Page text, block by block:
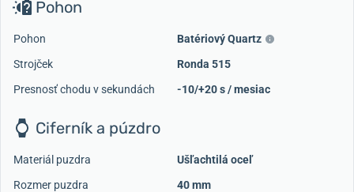
Pohon
Pohon
Batériový Quartz
Strojček
Ronda 515
Presnosť chodu v sekundách
-10/+20 s / mesiac
Ciferník a púzdro
Materiál puzdra
Ušľachtilá oceľ
Rozmer puzdra
40 mm